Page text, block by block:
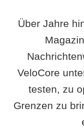
Über Jahre
VeloCore
testen, zu
Grenzen zu